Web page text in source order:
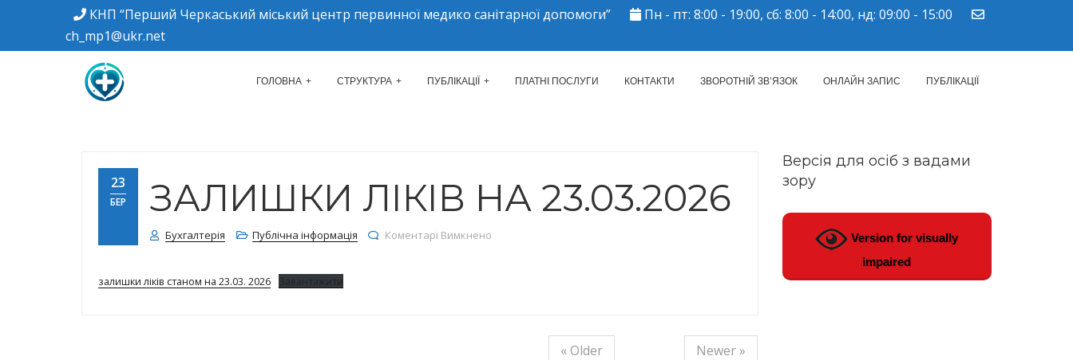
КНП “Перший Черкаський міський центр первинної медико санітарної допомоги”
Пн - пт: 8:00 - 19:00, сб: 8:00 - 14:00, нд: 09:00 - 15:00
ch_mp1@ukr.net
КНП "ПЕРШИЙ ЧЕРКАСЬКИЙ МІСЬКИЙ ЦЕНТР ПМСД"
ГОЛОВНА СТРУКТУРА ПУБЛІКАЦІЇ ПЛАТНІ ПОСЛУГИ КОНТАКТИ ЗВОРОТНІЙ ЗВ’ЯЗОК ОНЛАЙН ЗАПИС ПУБЛІКАЦІЇ
23
БЕР ЗАЛИШКИ ЛІКІВ НА 23.03.2026
Бухгалтерія Публічна інформація Коментарі Вимкнено
залишки ліків станом на 23.03. 2026 Завантажити
« Older
Newer »
Версія для осіб з вадами
зору
Version for visually
impaired